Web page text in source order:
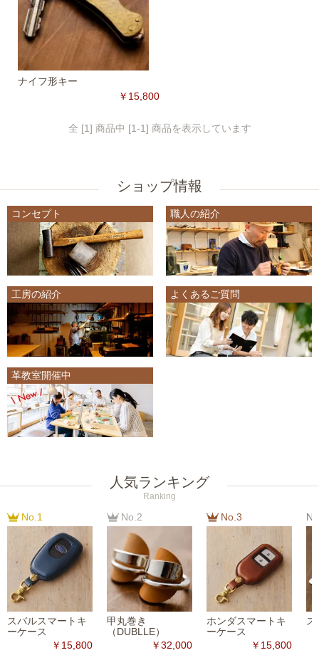
ナイフ形キー
￥15,800
全 [1] 商品中 [1-1] 商品を表示しています
ショップ情報
コンセプト 職人の紹介
工房の紹介 よくあるご質問
革教室開催中
人気ランキング
Ranking
No.1
スバルスマートキ
ーケース
￥15,800
No.2
甲丸巻き
（DUBLLE）
￥32,000
No.3
ホンダスマートキ
ーケース
￥15,800